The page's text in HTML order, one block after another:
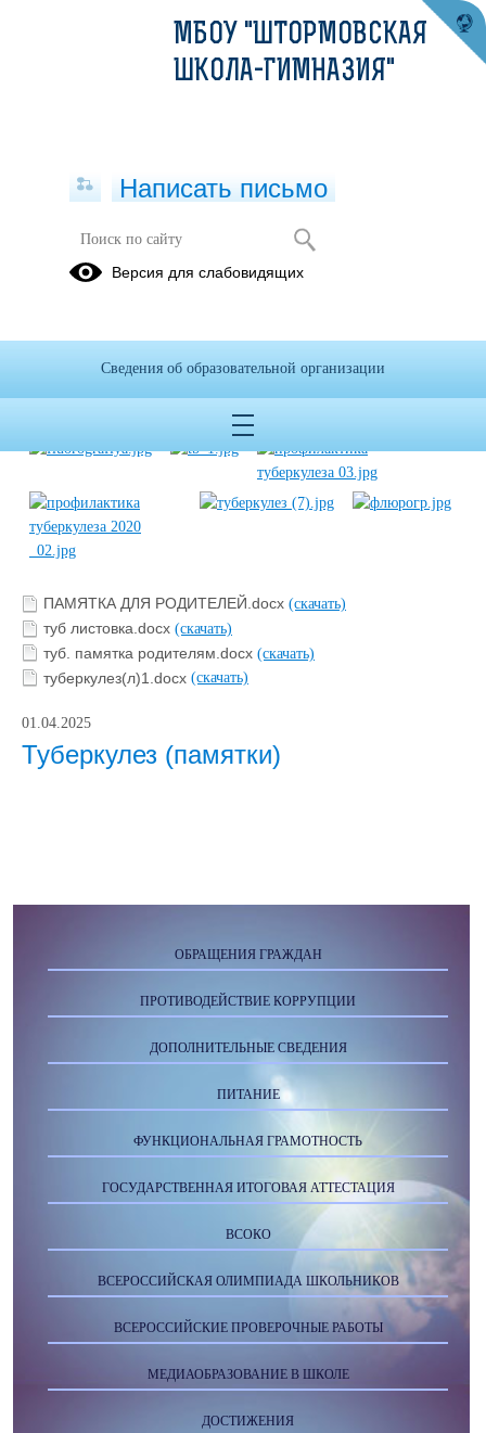
Профилактика туберкулеза
ПАМЯТКА ДЛЯ РОДИТЕЛЕЙ.docx (скачать)
туб листовка.docx (скачать)
туб. памятка родителям.docx (скачать)
туберкулез(л)1.docx (скачать)
01.04.2025
Туберкулез (памятки)
ОБРАЩЕНИЯ ГРАЖДАН
ПРОТИВОДЕЙСТВИЕ КОРРУПЦИИ
ДОПОЛНИТЕЛЬНЫЕ СВЕДЕНИЯ
ПИТАНИЕ
ФУНКЦИОНАЛЬНАЯ ГРАМОТНОСТЬ
ГОСУДАРСТВЕННАЯ ИТОГОВАЯ АТТЕСТАЦИЯ
ВСОКО
ВСЕРОССИЙСКАЯ ОЛИМПИАДА ШКОЛЬНИКОВ
ВСЕРОССИЙСКИЕ ПРОВЕРОЧНЫЕ РАБОТЫ
МЕДИАОБРАЗОВАНИЕ В ШКОЛЕ
ДОСТИЖЕНИЯ
МБОУ "ШТОРМОВСКАЯ
ШКОЛА-ГИМНАЗИЯ"
Написать письмо
Версия для слабовидящих
Сведения об образовательной организации